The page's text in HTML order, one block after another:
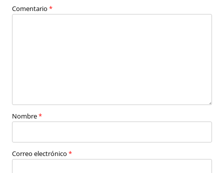
Comentario *
Nombre*
Correo electrónico *